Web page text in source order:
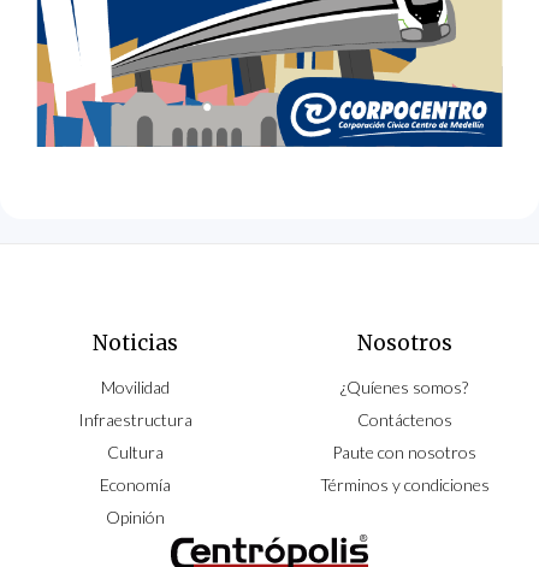
Noticias
Movilidad
Infraestructura
Cultura
Economía
Opinión
Nosotros
¿Quíenes somos?
Contáctenos
Paute con nosotros
Términos y condiciones